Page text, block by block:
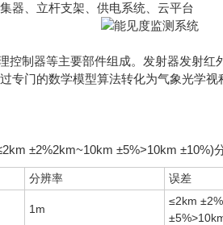
、立杆支架、供电系统、云平台
制器等主要部件组成。发射器发射红
专门的数学模型算法转化为气象光学视
±2%2km~10km ±5%>10km ±10%)
分辨率 误差
1m
≤2km